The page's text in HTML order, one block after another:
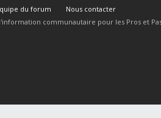
du forum Nous contacter
communautaire pour les Pros et